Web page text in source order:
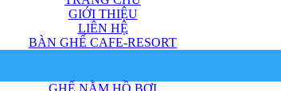
GIỚI THIỆU
LIÊN HỆ
BÀN GHẾ CAFE-RESORT
GHẾ NẰM HỒ BƠI